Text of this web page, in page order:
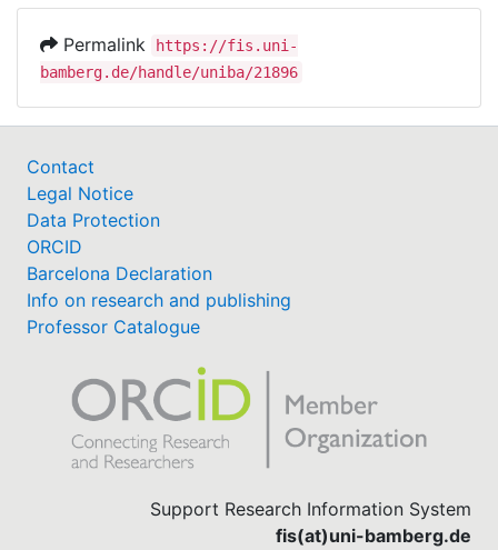
Permalink
https://fis.uni-
bamberg.de/handle/uniba/21896
Contact
Legal Notice
Data Protection
ORCID
Barcelona Declaration
Info on research and publishing
Professor Catalogue
Support Research Information System
fis(at)uni-bamberg.de